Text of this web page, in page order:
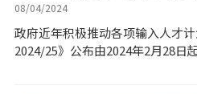
印花税计算
08/04/2024
政府近年积极推动各项输入人才
2024/25》公布由2024年2月28日